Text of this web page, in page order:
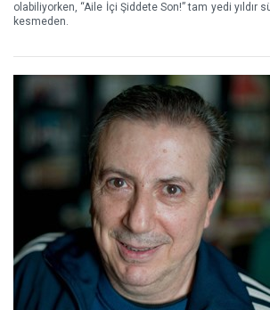
olabiliyorken, “Aile İçi Şiddete Son!” tam yedi yıldır
kesmeden.